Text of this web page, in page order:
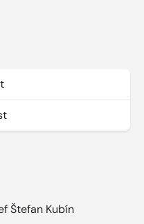
Štefan Kubín